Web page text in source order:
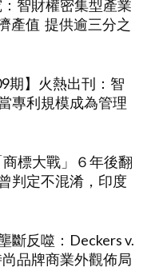
：智財權密集型產業
產值 提供逾三分之
期】火熱出刊：智
專利規模成為管理
商標大戰」６年後翻
判定不混淆，印度
斷反噬：Deckers v.
品牌商業外觀佈局